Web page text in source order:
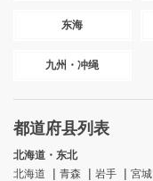
东海
九州・冲绳
都道府县列表
北海道・东北
北海道
青森 岩手 宮城